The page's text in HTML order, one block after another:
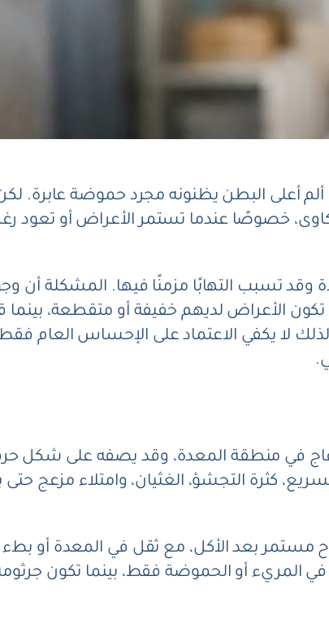
ألم أعلى البطن يظنونه مجرد حموضة عابرة.
خصوصًا عندما تستمر الأعراض أو تعود
وقد تسبب التهابًا مزمنًا فيها. المشكلة أن
الأعراض لديهم خفيفة أو متقطعة،
لا يكفي الاعتماد على الإحساس العام فقط،
في منطقة المعدة، وقد يصفه على شكل
كثرة التجشؤ، الغثيان، وامتلاء مزعج
بعد الأكل، مع ثقل في المعدة أو بطء
المريء أو الحموضة فقط، بينما تكون